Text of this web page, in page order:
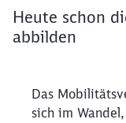
Tab
Heute schon
abbilden
Das
Das
sich im